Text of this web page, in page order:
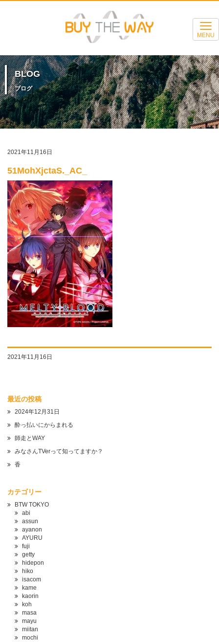
MENU
BLOG
ブログ
2021年11月16日
51MohXjctaS._AC_
2021年11月16日
最近の投稿
2024年12月31日
酔っ払いにからまれる
師走とWAY
みなさんTVerって知ってますか？
香
カテゴリー
BTW TOKYO
abi
assun
ayanon
AYURU
fuji
getty
hidepon
hiko
isacom
kame
kaorin
koh
masa
mayu
miitan
mochi